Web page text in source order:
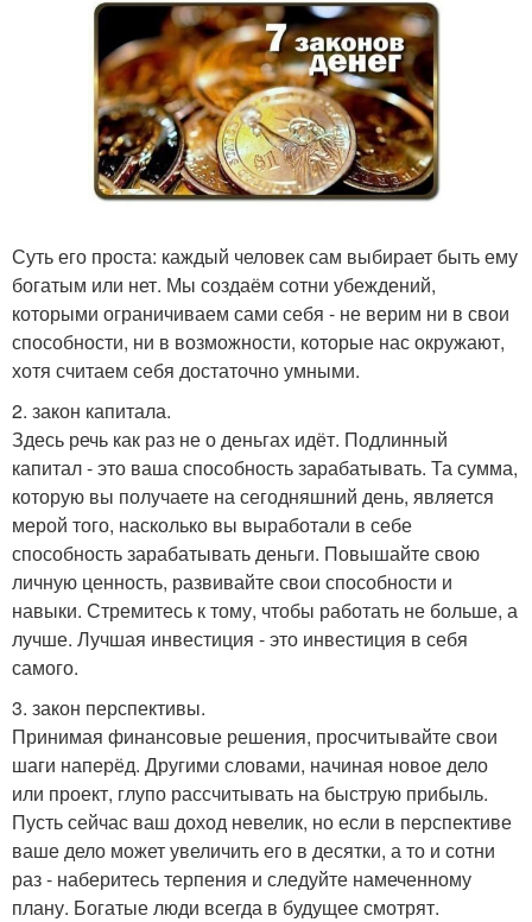
Суть его проста: каждый человек сам выбирает быть ему
богатым или нет. Мы создаём сотни убеждений,
которыми ограничиваем сами себя - не верим ни в свои
способности, ни в возможности, которые нас окружают,
хотя считаем себя достаточно умными.
2. закон капитала.
Здесь речь как раз не о деньгах идёт. Подлинный
капитал - это ваша способность зарабатывать. Та сумма,
которую вы получаете на сегодняшний день, является
мерой того, насколько вы выработали в себе
способность зарабатывать деньги. Повышайте свою
личную ценность, развивайте свои способности и
навыки. Стремитесь к тому, чтобы работать не больше, а
лучше. Лучшая инвестиция - это инвестиция в себя
самого.
3. закон перспективы.
Принимая финансовые решения, просчитывайте свои
шаги наперёд. Другими словами, начиная новое дело
или проект, глупо рассчитывать на быструю прибыль.
Пусть сейчас ваш доход невелик, но если в перспективе
ваше дело может увеличить его в десятки, а то и сотни
раз - наберитесь терпения и следуйте намеченному
плану. Богатые люди всегда в будущее смотрят.